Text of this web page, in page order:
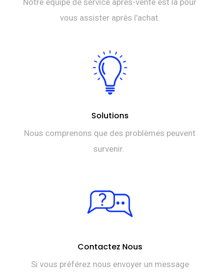
Notre équipe de service après-vente est là pour
vous assister après l’achat.
Solutions
Nous comprenons que des problèmes peuvent
survenir.
Contactez Nous
Si vous préférez nous envoyer un message